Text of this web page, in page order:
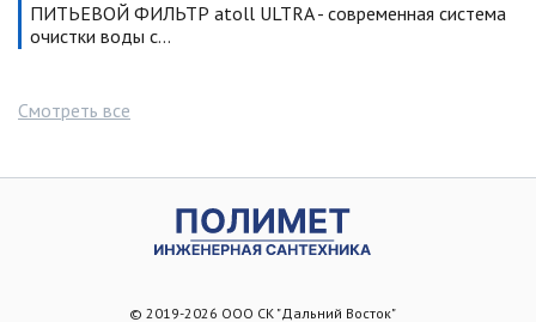
ПИТЬЕВОЙ ФИЛЬТР atoll ULTRA - современная система
очистки воды с…
Смотреть все
© 2019-2026 ООО СК "Дальний Восток"